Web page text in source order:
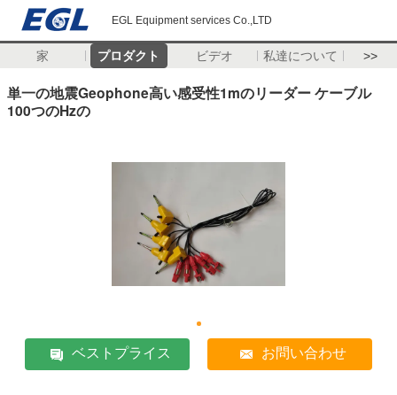
EGL Equipment services Co.,LTD
家 プロダクト ビデオ 私達について >>
単一の地震Geophone高い感受性1mのリーダー ケーブル
100つのHzの
ベストプライス お問い合わせ